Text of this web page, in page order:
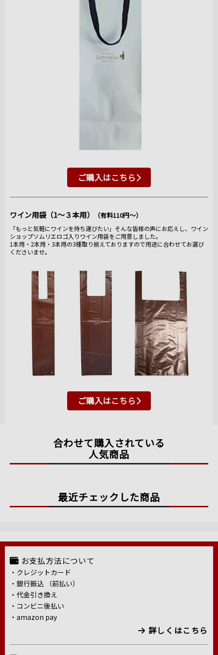
ご購入はこちら
ワイン用袋（1～３本用） （有料110円～）
「もっと気軽にワインを持ち運びたい」そんな皆様の声にお応えし、ワイン
ショップソムリエロゴ入りワイン用袋をご用意しました。
1本用・2本用・3本用の3種取り揃えておりますので用途に合わせてお選び
くださいませ。
ご購入はこちら
合わせて購入されている
人気商品
最近チェックした商品
お支払方法について
・クレジットカード
・銀行振込 （前払い）
・代金引き換え
・コンビニ後払い
・amazon pay
詳しくはこちら